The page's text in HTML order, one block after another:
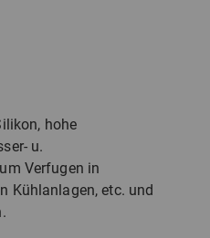
hohe
u.
Verfugen in
Kühlanlagen, etc. und